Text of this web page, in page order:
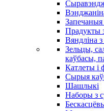
Прадукты
Вяндліна
Зельцы,
каўбасы,
Катлеты і
Сырыя
Шашлыкі
Наборы з